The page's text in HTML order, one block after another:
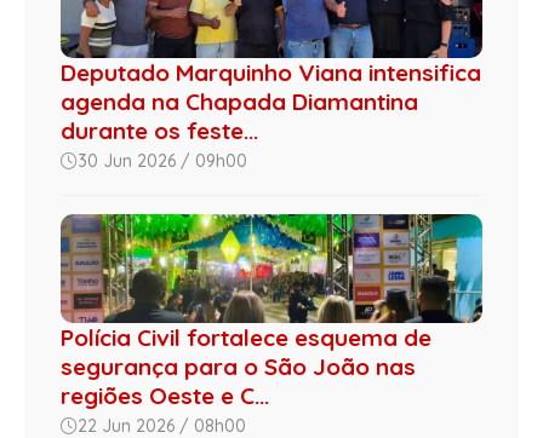
Deputado Marquinho Viana intensifica
agenda na Chapada Diamantina
durante os feste...
30 Jun 2026 / 09h00
Polícia Civil fortalece esquema de
segurança para o São João nas
regiões Oeste e C...
22 Jun 2026 / 08h00